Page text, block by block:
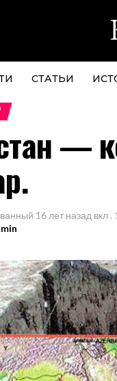
СТАТЬИ
—
16 лет назад вкл .